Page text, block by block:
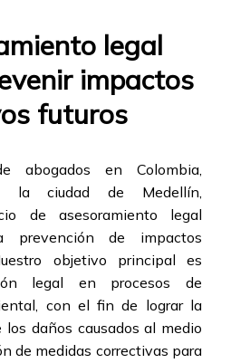
legal
impactos
futuros
abogados en Colombia,
la ciudad de Medellín,
de asesoramiento legal
prevención de impactos
objetivo principal es
legal en procesos de
con el fin de lograr la
daños causados al medio
de medidas correctivas para